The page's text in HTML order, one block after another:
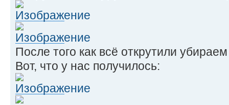
После того как всё открутили
Вот, что у нас получилось: